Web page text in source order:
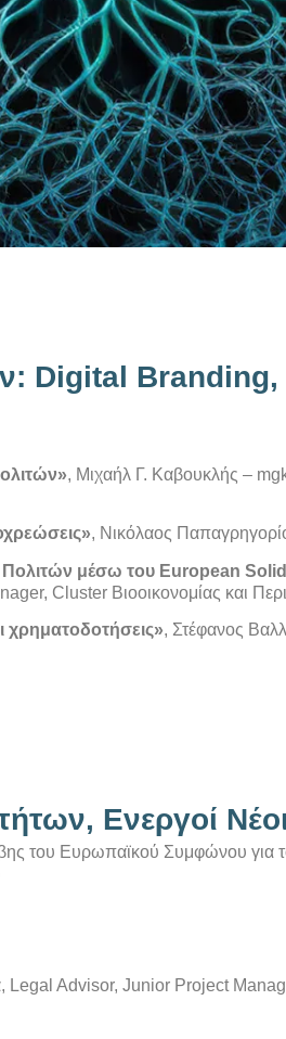
Digital Branding,
, Μιχαήλ Γ. Καβουκλής –
, Νικόλαος
μέσω του European
Cluster Bιοοικονομίας και
χρηματοδοτήσεις», Στέφανος
Ενεργοί Νέοι
του Ευρωπαϊκού Συμφώνου για
Advisor, Junior Project